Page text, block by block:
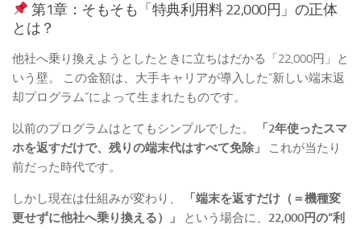
第1章：そもそも「特典利用料 22,000円」の正体
とは？
他社へ乗り換えようとしたときに立ちはだかる「22,000円」と
いう壁。 この金額は、大手キャリアが導入した“新しい端末返
却プログラム”によって生まれたものです。
以前のプログラムはとてもシンプルでした。
「2年使ったスマ
ホを返すだけで、残りの端末代はすべて免除」
これが当たり
前だった時代です。
しかし現在は仕組みが変わり、
「端末を返すだけ（＝機種変
更せずに他社へ乗り換える）」
という場合に、 22,000円の“利